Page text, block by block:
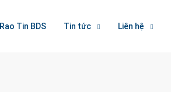
Rao Tin BDS Tin tức Liên hệ